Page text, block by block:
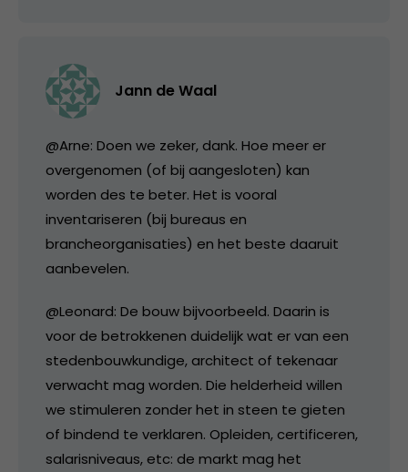
Jann de Waal
@Arne: Doen we zeker, dank. Hoe meer er
overgenomen (of bij aangesloten) kan
worden des te beter. Het is vooral
inventariseren (bij bureaus en
brancheorganisaties) en het beste daaruit
aanbevelen.
@Leonard: De bouw bijvoorbeeld. Daarin is
voor de betrokkenen duidelijk wat er van een
stedenbouwkundige, architect of tekenaar
verwacht mag worden. Die helderheid willen
we stimuleren zonder het in steen te gieten
of bindend te verklaren. Opleiden, certificeren,
salarisniveaus, etc: de markt mag het